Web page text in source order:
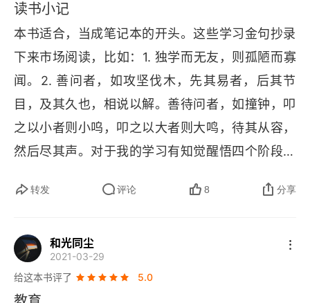
读书小记
本书适合，当成笔记本的开头。这些学习金句抄录
下来市场阅读，比如：1. 独学而无友，则孤陋而寡
闻。2. 善问者，如攻坚伐木，先其易者，后其节
目，及其久也，相说以解。善待问者，如撞钟，叩
之以小者则小呜，叩之以大者则大鸣，待其从容，
然后尽其声。对于我的学习有知觉醒悟四个阶段。
底下没有什么新鲜事。只是自己还没知道罢了。
转发 评论 8 分享
和光同尘
2021-03-29
给这本书评了
5.0